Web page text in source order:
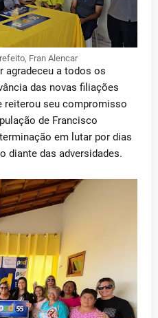
Fran Alencar
agradeceu a todos os
das novas filiações
reiterou seu compromisso
de Francisco
em lutar por dias
diante das adversidades.